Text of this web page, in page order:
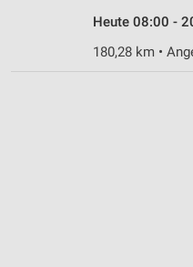
Heute 08:00 -
180,28 km •